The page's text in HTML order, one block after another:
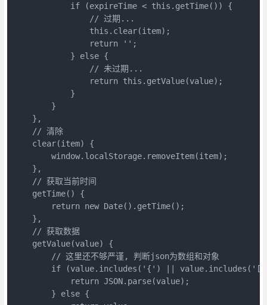
            if (expireTime < this.getTime()) {
                // 过期...
                this.clear(item);
                return '';
            } else {
                // 未过期...
                return this.getValue(value);
            }
        }
    },
    // 清除
    clear(item) {
        window.localStorage.removeItem(item);
    },
    // 获取当前时间
    getTime() {
        return new Date().getTime();
    },
    // 获取数据
    getValue(value) {
        // 这里还不够严谨, 判断json为数组和对象
if (value.includes('{') ||
            return JSON.parse(value);
        } else {